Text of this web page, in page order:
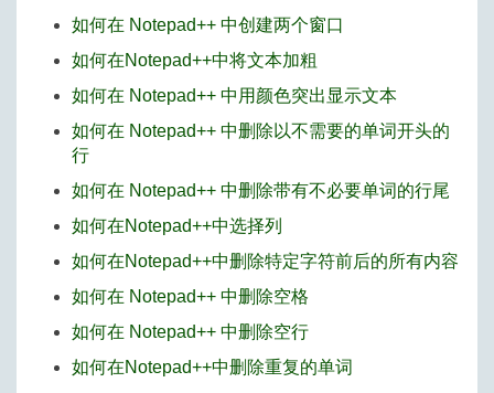
如何在 Notepad++ 中创建两个窗口
如何在Notepad++中将文本加粗
如何在 Notepad++ 中用颜色突出显示文本
如何在 Notepad++ 中删除以不需要的单词开头的
行
如何在 Notepad++ 中删除带有不必要单词的行尾
如何在Notepad++中选择列
如何在Notepad++中删除特定字符前后的所有内容
如何在 Notepad++ 中删除空格
如何在 Notepad++ 中删除空行
如何在Notepad++中删除重复的单词